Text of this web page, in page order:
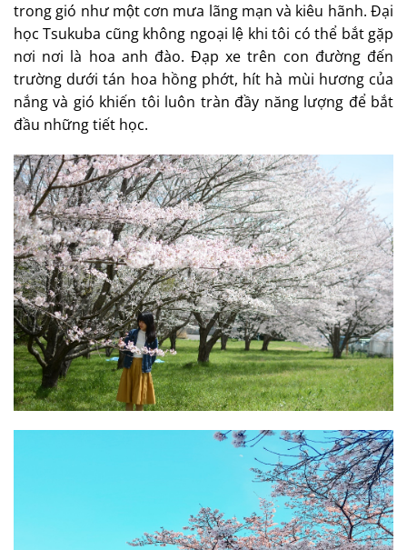
trong gió như một cơn mưa lãng mạn và kiêu hãnh. Đại
học Tsukuba cũng không ngoại lệ khi tôi có thể bắt gặp
nơi nơi là hoa anh đào. Đạp xe trên con đường đến
trường dưới tán hoa hồng phớt, hít hà mùi hương của
nắng và gió khiến tôi luôn tràn đầy năng lượng để bắt
đầu những tiết học.